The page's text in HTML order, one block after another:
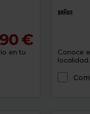
€
en tu
Conoce